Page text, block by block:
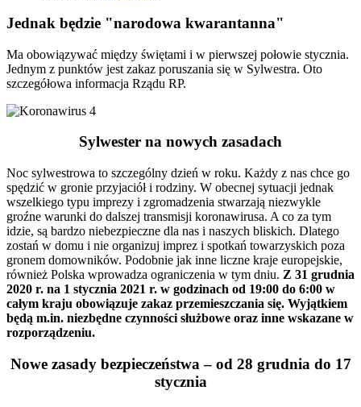
Jednak będzie "narodowa kwarantanna"
Ma obowiązywać między świętami i w pierwszej połowie stycznia.
Jednym z punktów jest zakaz poruszania się w Sylwestra. Oto
szczegółowa informacja Rządu RP.
Sylwester na nowych zasadach
Noc sylwestrowa to szczególny dzień w roku. Każdy z nas chce go
spędzić w gronie przyjaciół i rodziny. W obecnej sytuacji jednak
wszelkiego typu imprezy i zgromadzenia stwarzają niezwykle
groźne warunki do dalszej transmisji koronawirusa. A co za tym
idzie, są bardzo niebezpieczne dla nas i naszych bliskich. Dlatego
zostań w domu i nie organizuj imprez i spotkań towarzyskich poza
gronem domowników. Podobnie jak inne liczne kraje europejskie,
również Polska wprowadza ograniczenia w tym dniu. Z 31 grudnia
2020 r. na 1 stycznia 2021 r. w godzinach od 19:00 do 6:00 w
całym kraju obowiązuje zakaz przemieszczania się. Wyjątkiem
będą m.in. niezbędne czynności służbowe oraz inne wskazane w
rozporządzeniu.
Nowe zasady bezpieczeństwa – od 28 grudnia do 17
stycznia